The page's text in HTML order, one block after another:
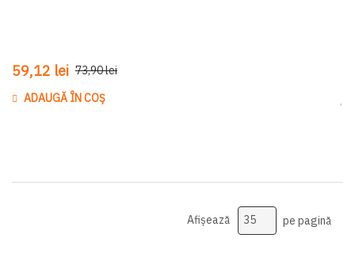
59,12 lei 73,90 lei
ADAUGĂ ÎN COȘ
Afișează pe pagină